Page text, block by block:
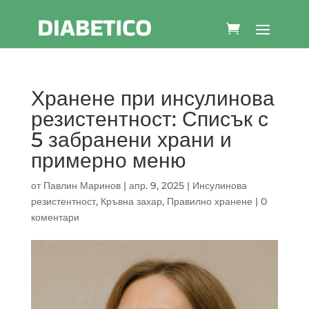
Хранене при инсулинова
резистентност: Списък с
5 забранени храни и
примерно меню
от Павлин Маринов| апр. 9, 2025| Инсулинова
резистентност, Кръвна захар, Правилно хранене | 0
коментари